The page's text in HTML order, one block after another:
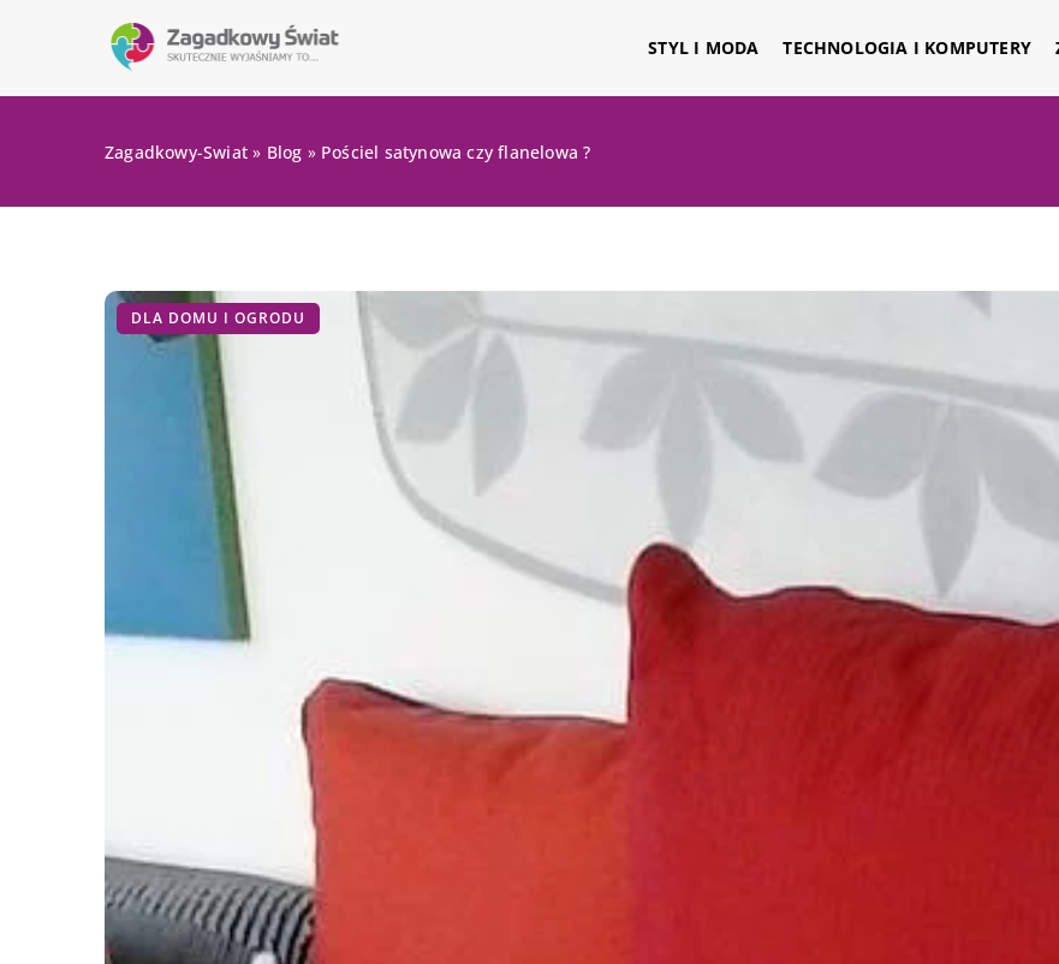
STYL I MODA TECHNOLOGIA I KOMPUTERY
Zagadkowy-Swiat » Blog » Pościel satynowa czy flanelowa ?
DLA DOMU I OGRODU